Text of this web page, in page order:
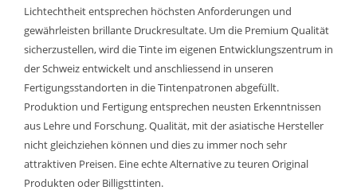
Lichtechtheit entsprechen höchsten Anforderungen und
gewährleisten brillante Druckresultate. Um die Premium Qualität
sicherzustellen, wird die Tinte im eigenen Entwicklungszentrum in
der Schweiz entwickelt und anschliessend in unseren
Fertigungsstandorten in die Tintenpatronen abgefüllt.
Produktion und Fertigung entsprechen neusten Erkenntnissen
aus Lehre und Forschung. Qualität, mit der asiatische Hersteller
nicht gleichziehen können und dies zu immer noch sehr
attraktiven Preisen. Eine echte Alternative zu teuren Original
Produkten oder Billigsttinten.